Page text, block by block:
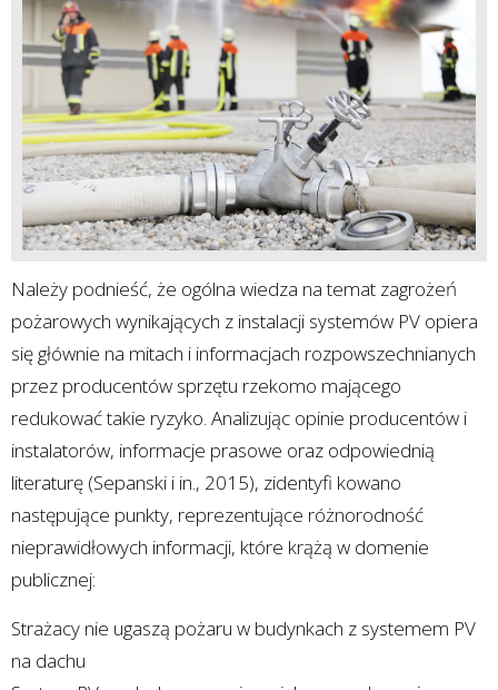
Należy podnieść, że ogólna wiedza na temat zagrożeń
pożarowych wynikających z instalacji systemów PV opiera
się głównie na mitach i informacjach rozpowszechnianych
przez producentów sprzętu rzekomo mającego
redukować takie ryzyko. Analizując opinie producentów i
instalatorów, informacje prasowe oraz odpowiednią
literaturę (Sepanski i in., 2015), zidentyfi kowano
następujące punkty, reprezentujące różnorodność
nieprawidłowych informacji, które krążą w domenie
publicznej:
Strażacy nie ugaszą pożaru w budynkach z systemem PV
na dachu